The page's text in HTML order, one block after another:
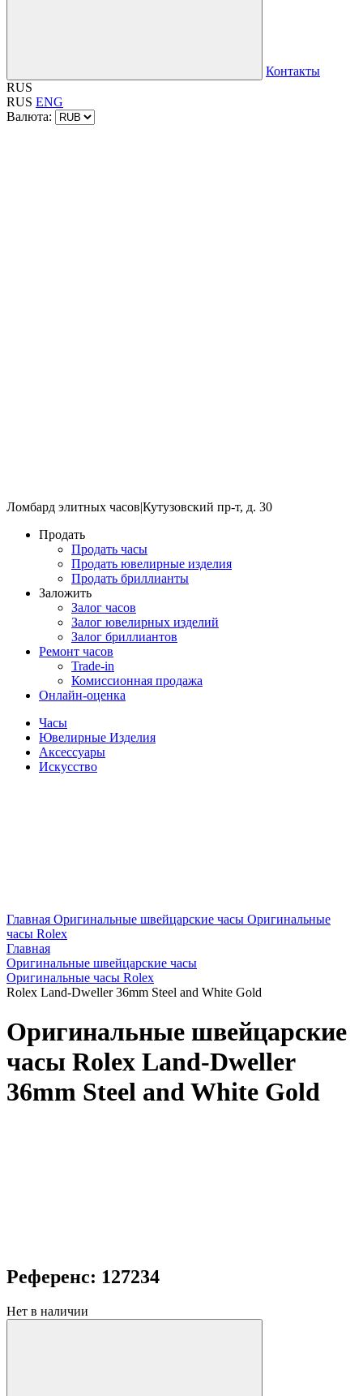
Контакты
RUS
RUS ENG
Валюта:
Ломбард элитных часов|Кутузовский пр-т, д. 30
Продать
Продать часы
Продать ювелирные изделия
Продать бриллианты
Заложить
Залог часов
Залог ювелирных изделий
Залог бриллиантов
Ремонт часов
Trade-in
Комиссионная продажа
Онлайн-оценка
Часы
Ювелирные Изделия
Аксессуары
Искусство
Главная Оригинальные швейцарские часы Оригинальные
часы Rolex
Главная
Оригинальные швейцарские часы
Оригинальные часы Rolex
Rolex Land-Dweller 36mm Steel and White Gold
Оригинальные швейцарские
часы Rolex Land-Dweller
36mm Steel and White Gold
Референс: 127234
Нет в наличии